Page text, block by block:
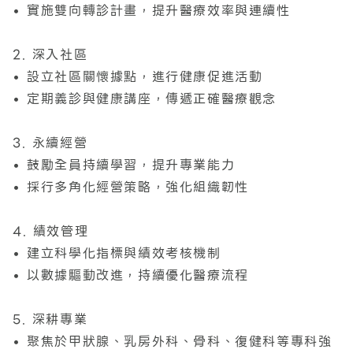
• 實施雙向轉診計畫，提升醫療效率與連續性
2. 深入社區
• 設立社區關懷據點，進行健康促進活動
• 定期義診與健康講座，傳遞正確醫療觀念
3. 永續經營
• 鼓勵全員持續學習，提升專業能力
• 採行多角化經營策略，強化組織韌性
4. 績效管理
• 建立科學化指標與績效考核機制
• 以數據驅動改進，持續優化醫療流程
5. 深耕專業
• 聚焦於甲狀腺、乳房外科、骨科、復健科等專科強